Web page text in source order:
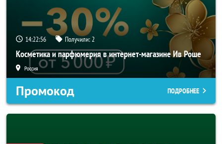
14:22:54 Получили:2
Косметика и парфюмерия в интернет-магазине Ив Роше
Россия
Промокод ПОДРОБНЕЕ